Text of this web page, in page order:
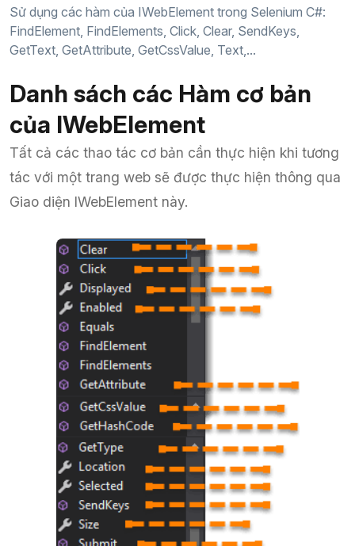
Sử dụng các hàm của IWebElement trong Selenium C#:
FindElement, FindElements, Click, Clear, SendKeys,
GetText, GetAttribute, GetCssValue, Text,...
Danh sách các Hàm cơ bản
của IWebElement
Tất cả các thao tác cơ bản cần thực hiện khi tương
tác với một trang web sẽ được thực hiện thông qua
Giao diện IWebElement này.